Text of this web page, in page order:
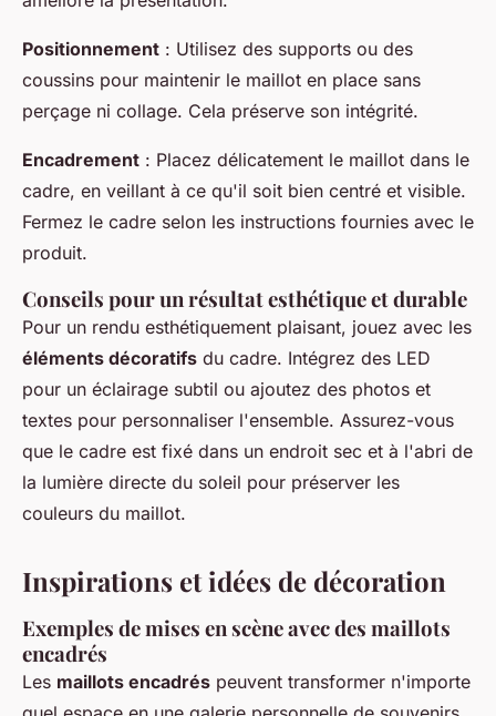
Positionnement : Utilisez des supports ou des
coussins pour maintenir le maillot en place sans
perçage ni collage. Cela préserve son intégrité.
Encadrement : Placez délicatement le maillot dans le
cadre, en veillant à ce qu'il soit bien centré et visible.
Fermez le cadre selon les instructions fournies avec le
produit.
Conseils pour un résultat esthétique et durable
Pour un rendu esthétiquement plaisant, jouez avec les
éléments décoratifs du cadre. Intégrez des LED
pour un éclairage subtil ou ajoutez des photos et
textes pour personnaliser l'ensemble. Assurez-vous
que le cadre est fixé dans un endroit sec et à l'abri de
la lumière directe du soleil pour préserver les
couleurs du maillot.
Inspirations et idées de décoration
Exemples de mises en scène avec des maillots
encadrés
Les maillots encadrés peuvent transformer n'importe